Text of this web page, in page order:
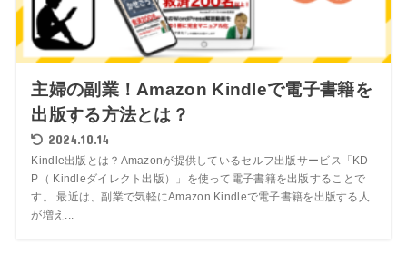
主婦の副業！Amazon Kindleで電子書籍を
出版する方法とは？
2024.10.14
Kindle出版とは？Amazonが提供しているセルフ出版サービス「KD
P（ Kindleダイレクト出版）」を使って電子書籍を出版することで
す。 最近は、副業で気軽にAmazon Kindleで電子書籍を出版する人
が増え...